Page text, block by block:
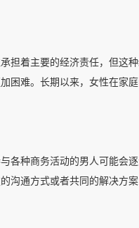
担着主要的经济责任，但这
困难。长期以来，女性在家
各种商务活动的男人可能会
沟通方式或者共同的解决方